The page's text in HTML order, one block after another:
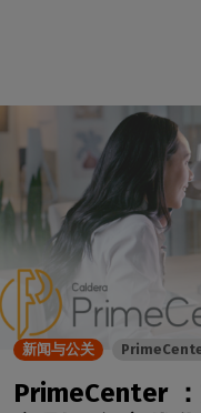
PrimeCenter
新闻与公关